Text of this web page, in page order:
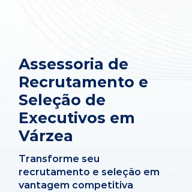
Assessoria de
Recrutamento e
Seleção de
Executivos em
Várzea
Transforme seu
recrutamento e seleção em
vantagem competitiva